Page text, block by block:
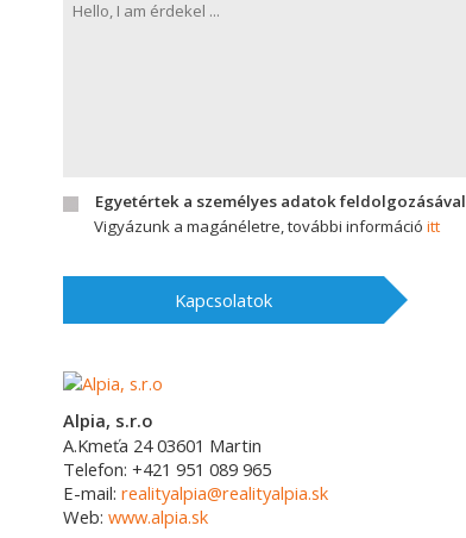
Egyetértek a személyes adatok feldolgozásával
Vigyázunk a magánéletre, további információ itt
Kapcsolatok
Alpia, s.r.o
A.Kmeťa 24 03601 Martin
Telefon: +421 951 089 965
E-mail: realityalpia@realityalpia.sk
Web: www.alpia.sk